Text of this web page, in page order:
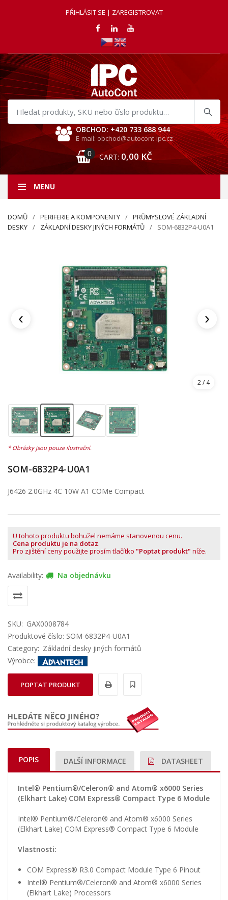
PŘIHLÁSIT SE | ZAREGISTROVAT
Hledat
produkty
OBCHOD: +420 733 688 944
E-mail: obchod@autocont-ipc.cz
0 CART: 0,00 KČ
MENU
DOMŮ PERIFERIE A KOMPONENTY
PRŮMYSLOVÉ ZÁKLADNÍ
DESKY
ZÁKLADNÍ DESKY JINÝCH FORMÁTŮ SOM-6832P4-U0A1
‹ ›
2/ 4
SOM-6832P4-U0A1
J6426 2.0GHz 4C 10W A1 COMe Compact
U tohoto produktu bohužel nemáme stanovenou cenu.
Cena produktu je na dotaz.
Pro zjištění ceny použijte prosím tlačítko "Poptat produkt" níže.
Availability: Na objednávku
SKU: GAX0008784
Produktové číslo: SOM-6832P4-U0A1
Category: Základní desky jiných formátů
Výrobce:
POPTAT PRODUKT
POPIS DALŠÍ INFORMACE DATASHEET
Intel® Pentium®/Celeron® and Atom® x6000 Series
(Elkhart Lake) COM Express® Compact Type 6 Module
Intel® Pentium®/Celeron® and Atom® x6000 Series
(Elkhart Lake) COM Express® Compact Type 6 Module
Vlastnosti:
COM Express® R3.0 Compact Module Type 6 Pinout
Intel® Pentium®/Celeron® and Atom® x6000 Series
(Elkhart Lake) Processors